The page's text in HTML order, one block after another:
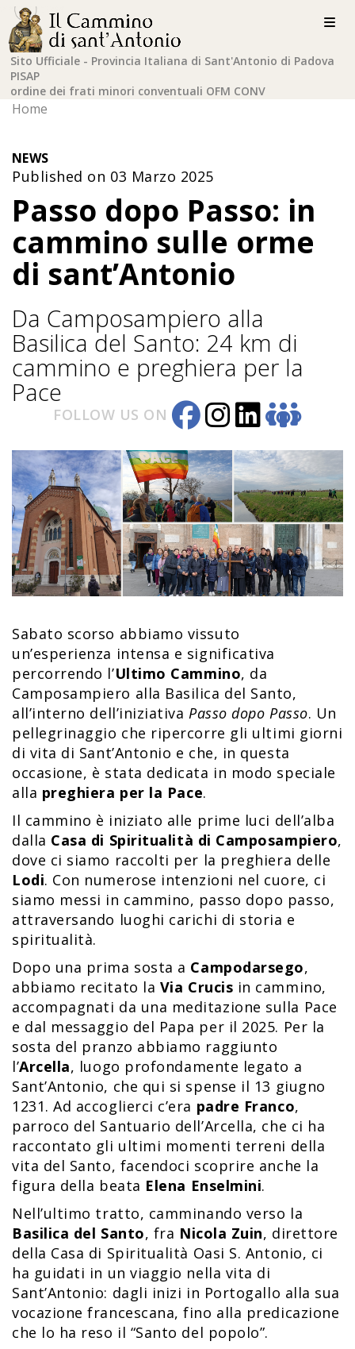
Sito Ufficiale - Provincia Italiana di Sant'Antonio di Padova
PISAP
ordine dei frati minori conventuali OFM CONV
Home
NEWS
Published on 03 Marzo 2025
Passo dopo Passo: in
cammino sulle orme
di sant’Antonio
Da Camposampiero alla
Basilica del Santo: 24 km di
cammino e preghiera per la
Pace
FOLLOW US ON
Sabato scorso abbiamo vissuto
un’esperienza intensa e significativa
percorrendo l’Ultimo Cammino, da
Camposampiero alla Basilica del Santo,
all’interno dell’iniziativa Passo dopo Passo. Un
pellegrinaggio che ripercorre gli ultimi giorni
di vita di Sant’Antonio e che, in questa
occasione, è stata dedicata in modo speciale
alla preghiera per la Pace.
Il cammino è iniziato alle prime luci dell’alba
dalla Casa di Spiritualità di Camposampiero,
dove ci siamo raccolti per la preghiera delle
Lodi. Con numerose intenzioni nel cuore, ci
siamo messi in cammino, passo dopo passo,
attraversando luoghi carichi di storia e
spiritualità.
Dopo una prima sosta a Campodarsego,
abbiamo recitato la Via Crucis in cammino,
accompagnati da una meditazione sulla Pace
e dal messaggio del Papa per il 2025. Per la
sosta del pranzo abbiamo raggiunto
l’Arcella, luogo profondamente legato a
Sant’Antonio, che qui si spense il 13 giugno
1231. Ad accoglierci c’era padre Franco,
parroco del Santuario dell’Arcella, che ci ha
raccontato gli ultimi momenti terreni della
vita del Santo, facendoci scoprire anche la
figura della beata Elena Enselmini.
Nell’ultimo tratto, camminando verso la
Basilica del Santo, fra Nicola Zuin, direttore
della Casa di Spiritualità Oasi S. Antonio, ci
ha guidati in un viaggio nella vita di
Sant’Antonio: dagli inizi in Portogallo alla sua
vocazione francescana, fino alla predicazione
che lo ha reso il “Santo del popolo”.